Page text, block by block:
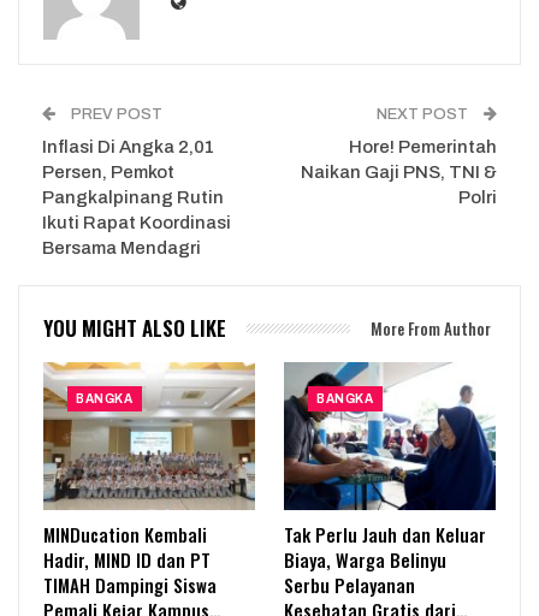
PREV POST
Inflasi Di Angka 2,01
Persen, Pemkot
Pangkalpinang Rutin
Ikuti Rapat Koordinasi
Bersama Mendagri
NEXT POST
Hore! Pemerintah
Naikan Gaji PNS, TNI &
Polri
YOU MIGHT ALSO LIKE More From Author
BANGKA
MINDucation Kembali
Hadir, MIND ID dan PT
TIMAH Dampingi Siswa
Pemali Kejar Kampus…
BANGKA
Tak Perlu Jauh dan Keluar
Biaya, Warga Belinyu
Serbu Pelayanan
Kesehatan Gratis dari…